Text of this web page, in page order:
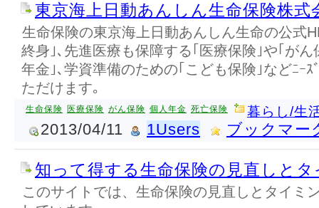
東京海上日動あんしん生命保険株式
生命保険の東京海上日動あんしん生命の公式
終身｣､先進医療も保障する｢医療保険｣や｢がん
年金｣､学資準備のための｢こども保険｣などﾆｰ
ただけます｡
生命保険 医療保険 がん保険 個人年金 死亡保険 暮らし/生
2013/04/11 1Users ブックマー
知って得する生命保険の見直しと
このサイトでは、生命保険の見直しとタイミ